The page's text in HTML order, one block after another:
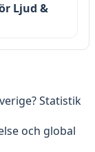
Ljud &
Statistik
och global